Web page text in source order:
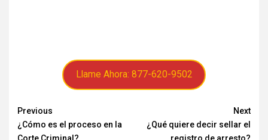
Llame Ahora: 877-620-9502
Continue
Reading
Previous
¿Cómo es el proceso en la
Next
¿Qué quiere decir sellar el